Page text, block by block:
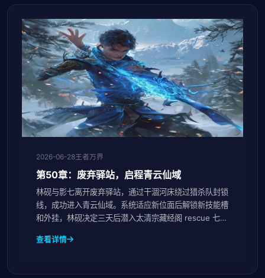
2026-06-28王者万界
第50章：废弃驿站，启程青云仙域
林砚与影七离开废弃驿站，通过干涸河床绕过猎杀队封锁
线，成功进入青云仙域。系统适应新位面后解锁新技能槽
和外挂，林砚决定三天后潜入太清宗藏经阁 rescue 七号
查看详情